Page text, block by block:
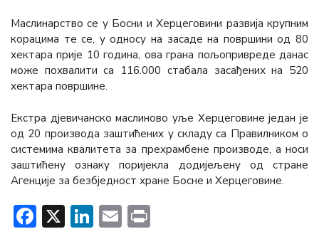
Маслинарство се у Босни и Херцеговини развија крупним
корацима те се, у односу на засаде на површини од 80
хектара прије 10 година, ова грана пољопривреде данас
може похвалити са 116.000 стабала засађених на 520
хектара површине.
Екстра дјевичанско маслиново уље Херцеговине један је
од 20 производа заштићених у складу са Правилником о
системима квалитета за прехрамбене производе, а носи
заштићену ознаку поријекла додијељену од стране
Агенције за безбједност хране Босне и Херцеговине.
Facebook
X LinkedIn
Email